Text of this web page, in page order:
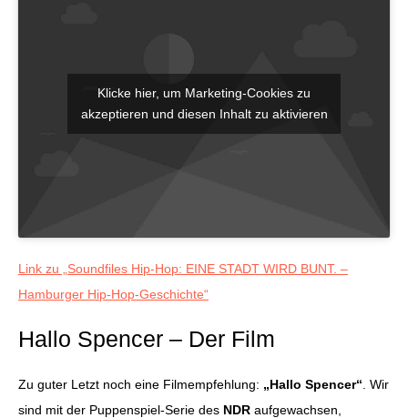
Klicke hier, um Marketing-Cookies zu
akzeptieren und diesen Inhalt zu aktivieren
Link zu „Soundfiles Hip-Hop: EINE STADT WIRD BUNT. –
Hamburger Hip-Hop-Geschichte“
Hallo Spencer – Der Film
Zu guter Letzt noch eine Filmempfehlung: „Hallo Spencer“ . Wir
sind mit der Puppenspiel-Serie des NDR aufgewachsen,